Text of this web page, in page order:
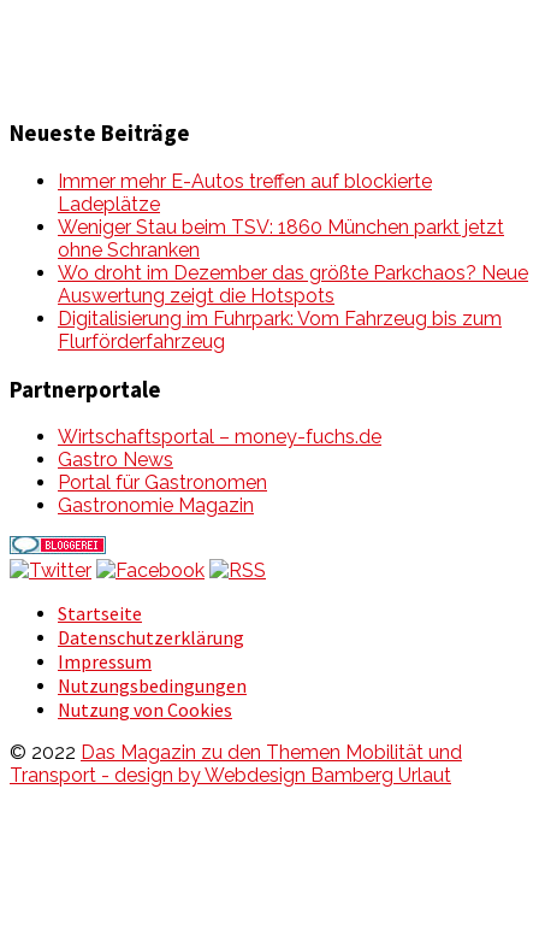
Neueste Beiträge
Immer mehr E-Autos treffen auf blockierte
Ladeplätze
Weniger Stau beim TSV: 1860 München parkt jetzt
ohne Schranken
Wo droht im Dezember das größte Parkchaos? Neue
Auswertung zeigt die Hotspots
Digitalisierung im Fuhrpark: Vom Fahrzeug bis zum
Flurförderfahrzeug
Partnerportale
Wirtschaftsportal – money-fuchs.de
Gastro News
Portal für Gastronomen
Gastronomie Magazin
Startseite
Datenschutzerklärung
Impressum
Nutzungsbedingungen
Nutzung von Cookies
© 2022 Das Magazin zu den Themen Mobilität und
Transport - design by Webdesign Bamberg Urlaut